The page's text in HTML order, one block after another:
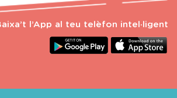
l’App al teu telèfon intel·ligent